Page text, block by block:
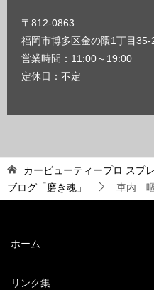
〒812-0863
福岡市博多区金の隈1丁目35-
営業時間：11:00～19:00
定休日：不定
カービューティープロ スプ
ブログ「磨き魂」
車内 嘔
ホーム
リンク集